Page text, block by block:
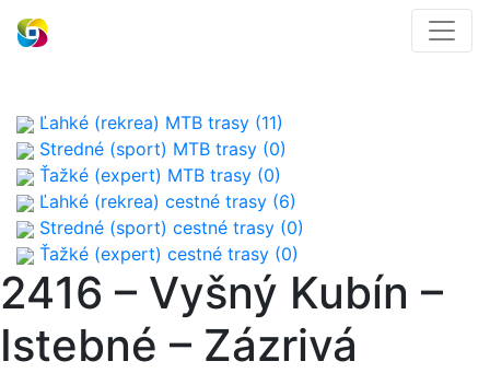
Ľahké (rekrea) MTB trasy (11)
Stredné (sport) MTB trasy (0)
Ťažké (expert) MTB trasy (0)
Ľahké (rekrea) cestné trasy (6)
Stredné (sport) cestné trasy (0)
Ťažké (expert) cestné trasy (0)
2416 – Vyšný Kubín –
Istebné – Zázrivá